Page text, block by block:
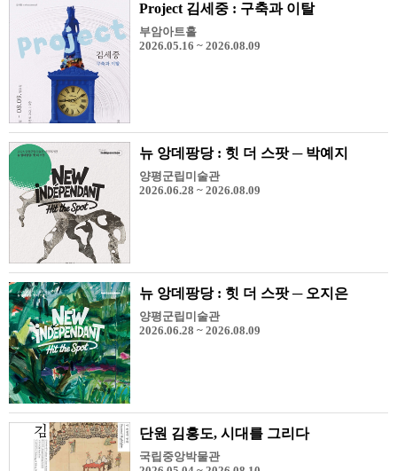
Project 김세중 : 구축과 이탈
부암아트홀
2026.05.16 ~ 2026.08.09
뉴 앙데팡당 : 힛 더 스팟 ─ 박예지
양평군립미술관
2026.06.28 ~ 2026.08.09
뉴 앙데팡당 : 힛 더 스팟 ─ 오지은
양평군립미술관
2026.06.28 ~ 2026.08.09
단원 김홍도, 시대를 그리다
국립중앙박물관